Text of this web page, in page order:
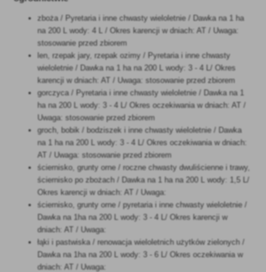
zboża / Pyretaria i inne chwasty wieloletnie / Dawka na 1 ha
na 200 L wody: 4 L / Okres karencji w dniach: AT / Uwaga:
stosowanie przed zbiorem
len, rzepak jary, rzepak ozimy / Pyretaria i inne chwasty
wieloletnie / Dawka na 1 ha na 200 L wody: 3 - 4 L/ Okres
karencji w dniach: AT / Uwaga: stosowanie przed zbiorem
gorczyca / Pyretaria i inne chwasty wieloletnie / Dawka na 1
ha na 200 L wody: 3 - 4 L/ Okres oczekiwania w dniach: AT /
Uwaga: stosowanie przed zbiorem
groch, bobik / bodziszek i inne chwasty wieloletnie / Dawka
na 1 ha na 200 L wody: 3 - 4 L/ Okres oczekiwania w dniach:
AT / Uwaga: stosowanie przed zbiorem
ściernisko, grunty orne / roczne chwasty dwuliścienne i trawy,
ściernisko po zbożach / Dawka na 1 ha na 200 L wody: 1,5 L/
Okres karencji w dniach: AT / Uwaga:
ściernisko, grunty orne / pyretaria i inne chwasty wieloletnie /
Dawka na 1ha na 200 L wody: 3 - 4 L/ Okres karencji w
dniach: AT / Uwaga:
łąki i pastwiska / renowacja wieloletnich użytków zielonych /
Dawka na 1ha na 200 L wody: 3 - 6 L/ Okres oczekiwania w
dniach: AT / Uwaga: